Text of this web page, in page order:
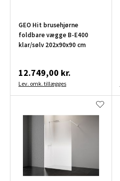
GEO Hit brusehjørne
foldbare vægge B-E400
klar/sølv 202x90x90 cm
12.749,00 kr.
Lev. omk. tillægges